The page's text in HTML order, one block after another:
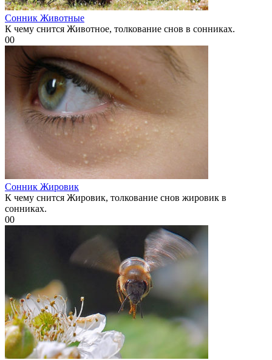
Сонник Животные
К чему снится Животное, толкование снов в сонниках.
00
Сонник Жировик
К чему снится Жировик, толкование снов жировик в
сонниках.
00